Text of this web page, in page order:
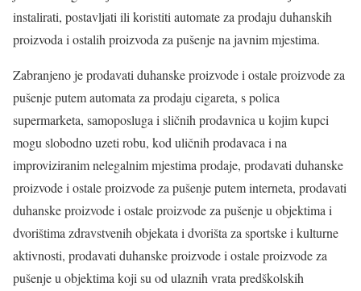
instalirati, postavljati ili koristiti automate za prodaju duhanskih
proizvoda i ostalih proizvoda za pušenje na javnim mjestima.
Zabranjeno je prodavati duhanske proizvode i ostale proizvode za
pušenje putem automata za prodaju cigareta, s polica
supermarketa, samoposluga i sličnih prodavnica u kojim kupci
mogu slobodno uzeti robu, kod uličnih prodavaca i na
improviziranim nelegalnim mjestima prodaje, prodavati duhanske
proizvode i ostale proizvode za pušenje putem interneta, prodavati
duhanske proizvode i ostale proizvode za pušenje u objektima i
dvorištima zdravstvenih objekata i dvorišta za sportske i kulturne
aktivnosti, prodavati duhanske proizvode i ostale proizvode za
pušenje u objektima koji su od ulaznih vrata predškolskih